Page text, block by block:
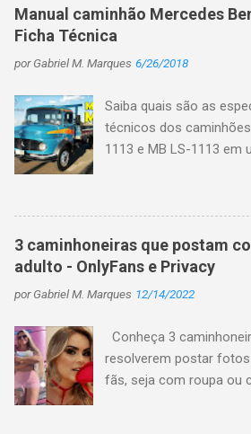
Manual caminhão Mercedes
Ficha Técnica
porGabriel M. Marques 6/26/2018
Saiba quais são as
técnicos dos
1113 e MB LS-1113 em
caminhão: No início de
direta deu origem a
caminhões, a L-1113,
em mais uma história
com mais de 207 mil
1987, quando deixaria
outros quatro modelos
nas versões L, LK e LS).
e LS? L = caminhão
Especificações do MB
3 caminhoneiras que postam
adulto - OnlyFans e Privacy
porGabriel M. Marques 12/14/2022
Conheça 3
resolverem postar
fãs, seja com roupa ou
OnlyFans e Privacy e